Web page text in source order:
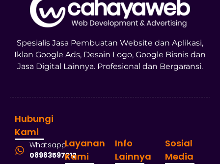
Spesialis Jasa Pembuatan Website dan Aplikasi,
Iklan Google Ads, Desain Logo, Google Bisnis dan
Jasa Digital Lainnya. Profesional dan Bergaransi.
Hubungi
Kami
Whatsapp :
08983597212
Layanan
Kami
Info
Lainnya
Sosial
Media